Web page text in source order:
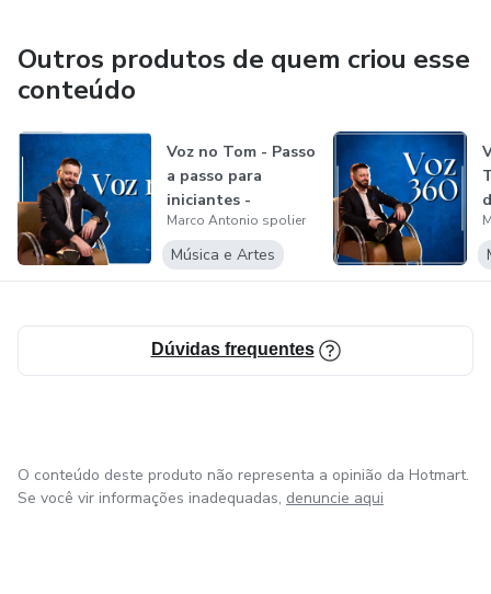
Belting
O foco é destravar seus agudos, aumentar seu alcance e te
ensinar a cantar com mais conforto, sem esforço, sem
rouquidão e sem fadiga, mesmo após longas
apresentações.
Aqui você aprende os detalhes que fazem toda a diferença
na interpretação sertaneja:
Apogiaturas
Outros produtos de quem criou esse
conteúdo
Voz no Tom - Passo
a passo para
iniciantes -
Maestro Marcos...
Marco Antonio spolier
Música e Artes
Dúvidas frequentes
O conteúdo deste produto não representa a opinião da Hotmart.
Se você vir informações inadequadas, denuncie aqui